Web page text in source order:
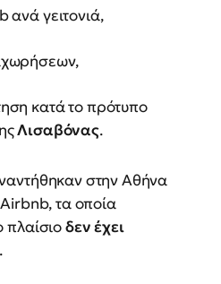
γειτονιά,
κατά το πρότυπο
Λισαβόνας.
στην Αθήνα
τα οποία
πλαίσιοδεν έχει